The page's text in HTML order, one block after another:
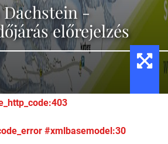
Dachstein -
előrejelzés
#xmlbasemodel:30